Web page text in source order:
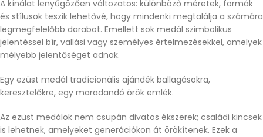
A kínálat lenyűgözően változatos: különböző méretek, formák
és stílusok teszik lehetővé, hogy mindenki megtalálja a számára
legmegfelelőbb darabot. Emellett sok medál szimbolikus
jelentéssel bír, vallási vagy személyes értelmezésekkel, amelyek
mélyebb jelentőséget adnak.
Egy ezüst medál tradícionális ajándék ballagásokra,
keresztelőkre, egy maradandó örök emlék.
Az ezüst medálok nem csupán divatos ékszerek; családi kincsek
is lehetnek, amelyeket generációkon át örökítenek. Ezek a